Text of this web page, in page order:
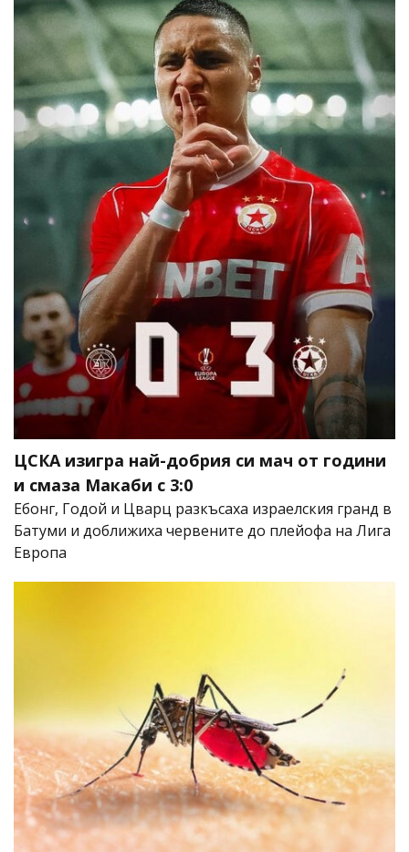
ЦСКА изигра най-добрия си мач от години
и смаза Макаби с 3:0
Ебонг, Годой и Цварц разкъсаха израелския гранд в
Батуми и доближиха червените до плейофа на Лига
Европа